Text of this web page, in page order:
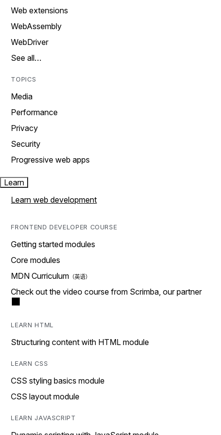
Web extensions
WebAssembly
WebDriver
See all…
TOPICS
Media
Performance
Privacy
Security
Progressive web apps
Learn
Learn web development
FRONTEND DEVELOPER COURSE
Getting started modules
Core modules
MDN Curriculum
Check out the video course from Scrimba, our partner
LEARN HTML
Structuring content with HTML module
LEARN CSS
CSS styling basics module
CSS layout module
LEARN JAVASCRIPT